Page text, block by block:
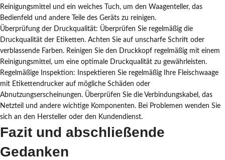
Reinigungsmittel und ein weiches Tuch, um den Waagenteller, das
Bedienfeld und andere Teile des Geräts zu reinigen.
Überprüfung der Druckqualität: Überprüfen Sie regelmäßig die
Druckqualität der Etiketten. Achten Sie auf unscharfe Schrift oder
verblassende Farben. Reinigen Sie den Druckkopf regelmäßig mit einem
Reinigungsmittel, um eine optimale Druckqualität zu gewährleisten.
Regelmäßige Inspektion: Inspektieren Sie regelmäßig Ihre Fleischwaage
mit Etikettendrucker auf mögliche Schäden oder
Abnutzungserscheinungen. Überprüfen Sie die Verbindungskabel, das
Netzteil und andere wichtige Komponenten. Bei Problemen wenden Sie
sich an den Hersteller oder den Kundendienst.
Fazit und abschließende
Gedanken